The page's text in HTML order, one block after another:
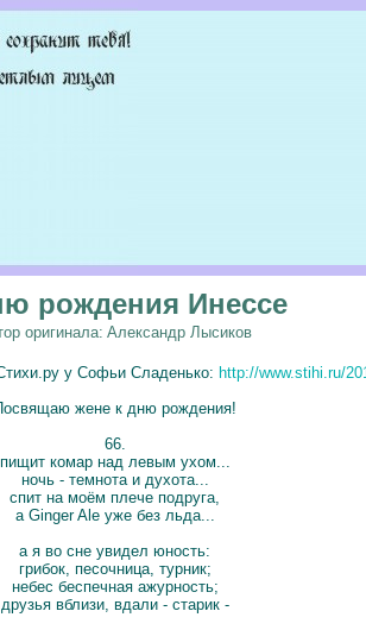
рождения Инессе
оригинала: Александр Лысиков
у Софьи Сладенько: http://www.stihi.ru/
жене к дню рождения!
66.
пищит комар над левым ухом...
ночь - темнота и духота...
спит на моём плече подруга,
а Ginger Ale уже без льда...
а я во сне увидел юность:
грибок, песочница, турник;
небес беспечная ажурность;
друзья вблизи, вдали - старик -